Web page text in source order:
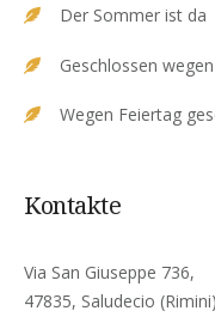
Der Sommer ist da
Geschlossen
Wegen Feiertag
Kontakte
Via San Giuseppe 736,
47835, Saludecio (Rimini)